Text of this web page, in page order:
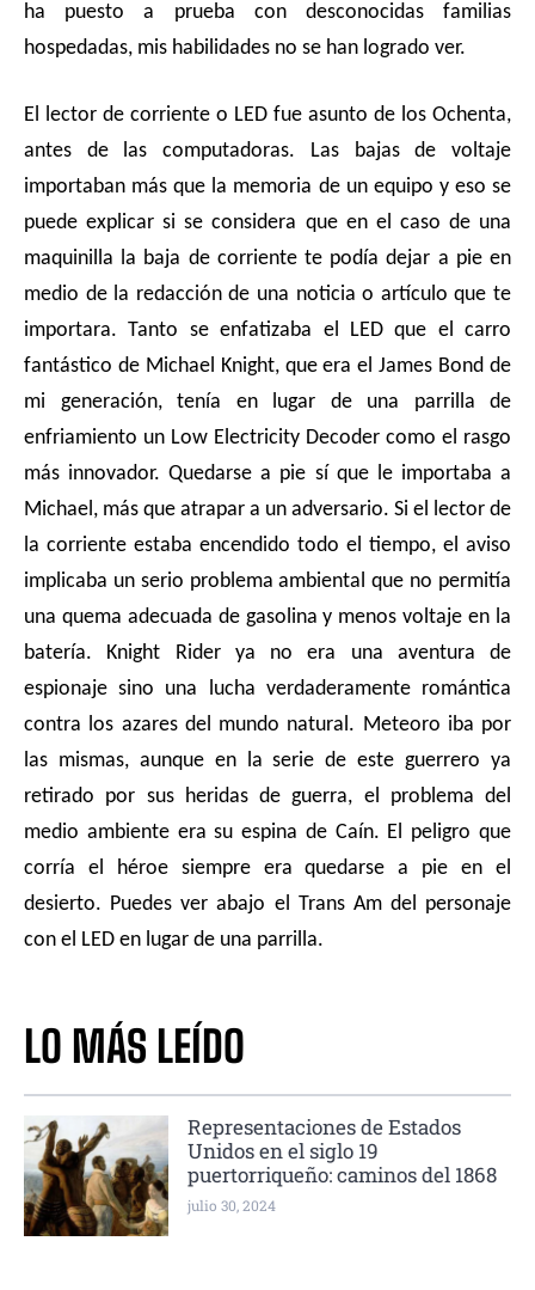
ha puesto a prueba con desconocidas familias
hospedadas, mis habilidades no se han logrado ver.
El lector de corriente o LED fue asunto de los Ochenta,
antes de las computadoras. Las bajas de voltaje
importaban más que la memoria de un equipo y eso se
puede explicar si se considera que en el caso de una
maquinilla la baja de corriente te podía dejar a pie en
medio de la redacción de una noticia o artículo que te
importara. Tanto se enfatizaba el LED que el carro
fantástico de Michael Knight, que era el James Bond de
mi generación, tenía en lugar de una parrilla de
enfriamiento un Low Electricity Decoder como el rasgo
más innovador. Quedarse a pie sí que le importaba a
Michael, más que atrapar a un adversario. Si el lector de
la corriente estaba encendido todo el tiempo, el aviso
implicaba un serio problema ambiental que no permitía
una quema adecuada de gasolina y menos voltaje en la
batería. Knight Rider ya no era una aventura de
espionaje sino una lucha verdaderamente romántica
contra los azares del mundo natural. Meteoro iba por
las mismas, aunque en la serie de este guerrero ya
retirado por sus heridas de guerra, el problema del
medio ambiente era su espina de Caín. El peligro que
corría el héroe siempre era quedarse a pie en el
desierto. Puedes ver abajo el Trans Am del personaje
con el LED en lugar de una parrilla.
LO MÁS LEÍDO
Representaciones de Estados
Unidos en el siglo 19
puertorriqueño: caminos del 1868
julio 30, 2024